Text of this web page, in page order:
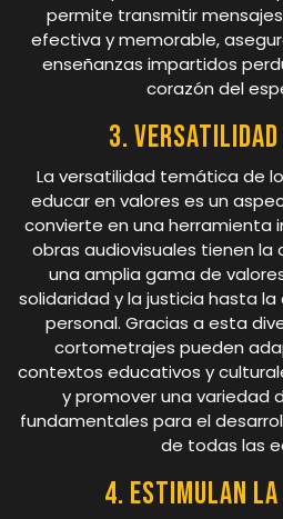
permite transmitir
efectiva y memorable,
enseñanzas impartidos
corazón del
3.
La versatilidad temática de
educar en valores es un
convierte en una herramienta
obras audiovisuales tienen
una amplia gama de
solidaridad y la justicia hasta
personal. Gracias a esta
cortometrajes pueden
contextos educativos y
y promover una variedad
fundamentales para el
de todas las
4. Estimulan